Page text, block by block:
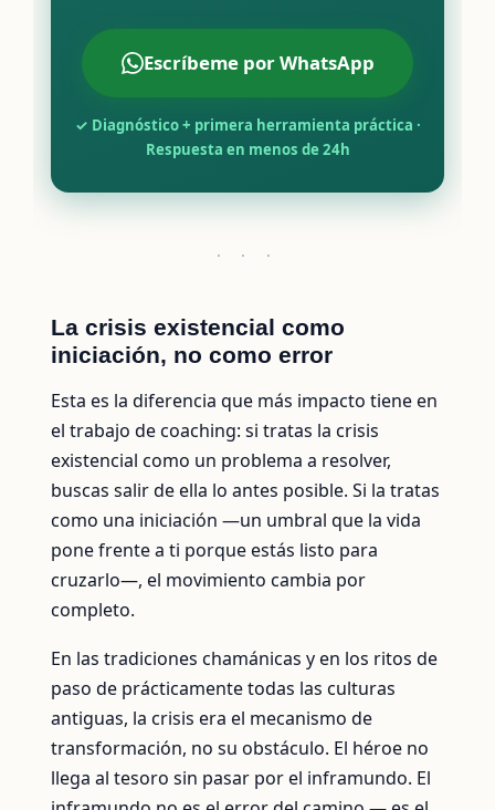
Escríbeme por WhatsApp
✓ Diagnóstico + primera herramienta práctica ·
Respuesta en menos de 24h
· · ·
La crisis existencial como
iniciación, no como error
Esta es la diferencia que más impacto tiene en
el trabajo de coaching: si tratas la crisis
existencial como un problema a resolver,
buscas salir de ella lo antes posible. Si la tratas
como una iniciación —un umbral que la vida
pone frente a ti porque estás listo para
cruzarlo—, el movimiento cambia por
completo.
En las tradiciones chamánicas y en los ritos de
paso de prácticamente todas las culturas
antiguas, la crisis era el mecanismo de
transformación, no su obstáculo. El héroe no
llega al tesoro sin pasar por el inframundo. El